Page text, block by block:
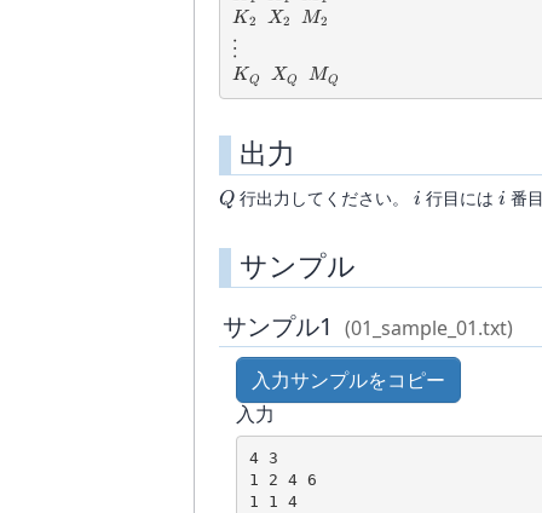
K_2
K2 X_2
X2 M_2
M2
\vdots
⋮
K_Q
K Q X_Q
XQ M_Q
MQ
出力
Q
Q 行出力してください。 i
i 行目には i
i 番
サンプル
サンプル1
(01_sample_01.txt)
入力サンプルをコピー
入力
4 3
1 2 4 6
1 1 4